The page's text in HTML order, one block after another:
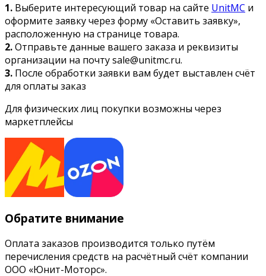
1. Выберите интересующий товар на сайте UnitMC и
оформите заявку через форму «Оставить заявку»,
расположенную на странице товара.
2.Отправьте данные вашего заказа и реквизиты
организации на почту sale@unitmc.ru.
3. После обработки заявки вам будет выставлен счёт
для оплаты заказ
Для физических лиц покупки возможны через
маркетплейсы
Обратите внимание
Оплата заказов производится только путём
перечисления средств на расчётный счёт компании
ООО «Юнит-Моторс».